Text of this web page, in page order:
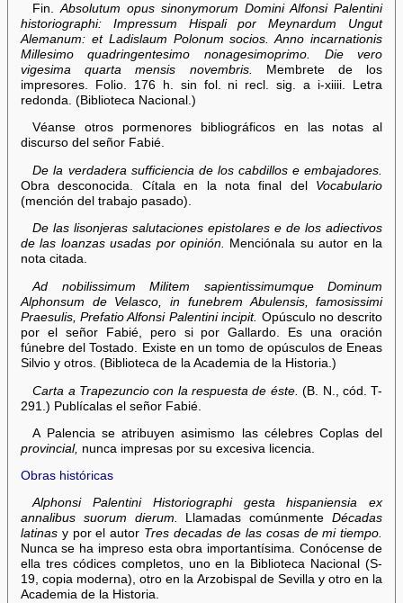
Fin.Absolutum opus sinonymorum Domini Alfonsi Palentini
historiographi: Impressum Hispali por Meynardum Ungut
Alemanum: et Ladislaum Polonum socios. Anno incarnationis
Millesimo quadringentesimo nonagesimoprimo. Die vero
vigesima quarta mensis novembris.
Membrete de los
impresores. Folio. 176 h. sin fol. ni recl. sig. a i-xiiii. Letra
redonda. (Biblioteca Nacional.)
Véanse otros pormenores bibliográficos en las notas al
discurso del señor Fabié.
De la verdadera sufficiencia de los cabdillos e embajadores.
Obra desconocida. Cítala en la nota final del Vocabulario
(mención del trabajo pasado).
De las lisonjeras salutaciones epistolares e de los adiectivos
de las loanzas usadas por opinión. Menciónala su autor en la
nota citada.
Ad nobilissimum Militem sapientissimumque Dominum
Alphonsum de Velasco, in funebrem Abulensis, famosissimi
Praesulis, Prefatio Alfonsi Palentini incipit. Opúsculo no descrito
por el señor Fabié, pero si por Gallardo. Es una oración
fúnebre del Tostado. Existe en un tomo de opúsculos de Eneas
Silvio y otros. (Biblioteca de la Academia de la Historia.)
Carta a Trapezuncio con la respuesta de éste. (B. N., cód. T-
291.) Publícalas el señor Fabié.
A Palencia se atribuyen asimismo las célebres Coplas del
provincial, nunca impresas por su excesiva licencia.
Obras históricas
Alphonsi Palentini Historiographi gesta hispaniensia ex
annalibus suorum dierum.
Llamadas comúnmenteDécadas
latinasy por el autor Tres decadas de las cosas de mi tiempo.
Nunca se ha impreso esta obra importantísima. Conócense de
ella tres códices completos, uno en la Biblioteca Nacional (S-
19, copia moderna), otro en la Arzobispal de Sevilla y otro en la
Academia de la Historia.